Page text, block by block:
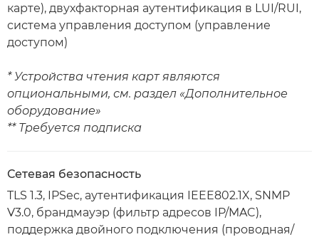
карте), двухфакторная аутентификация в LUI/RUI,
система управления доступом (управление
доступом)
* Устройства чтения карт являются
опциональными, см. раздел «Дополнительное
оборудование»
** Требуется подписка
Сетевая безопасность
TLS 1.3, IPSec, аутентификация IEEE802.1X, SNMP
V3.0, брандмауэр (фильтр адресов IP/MAC),
поддержка двойного подключения (проводная/